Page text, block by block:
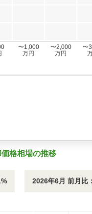
〜1,000
万円
〜2,000
万円
〜
格相場の推移
2026年6月 前月比